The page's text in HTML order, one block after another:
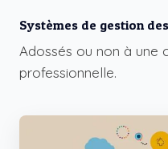
Systèmes de gestion
Adossés ou non à une
professionnelle.